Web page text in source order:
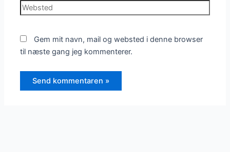
Websted
Gem mit navn, mail og websted i denne browser
til næste gang jeg kommenterer.